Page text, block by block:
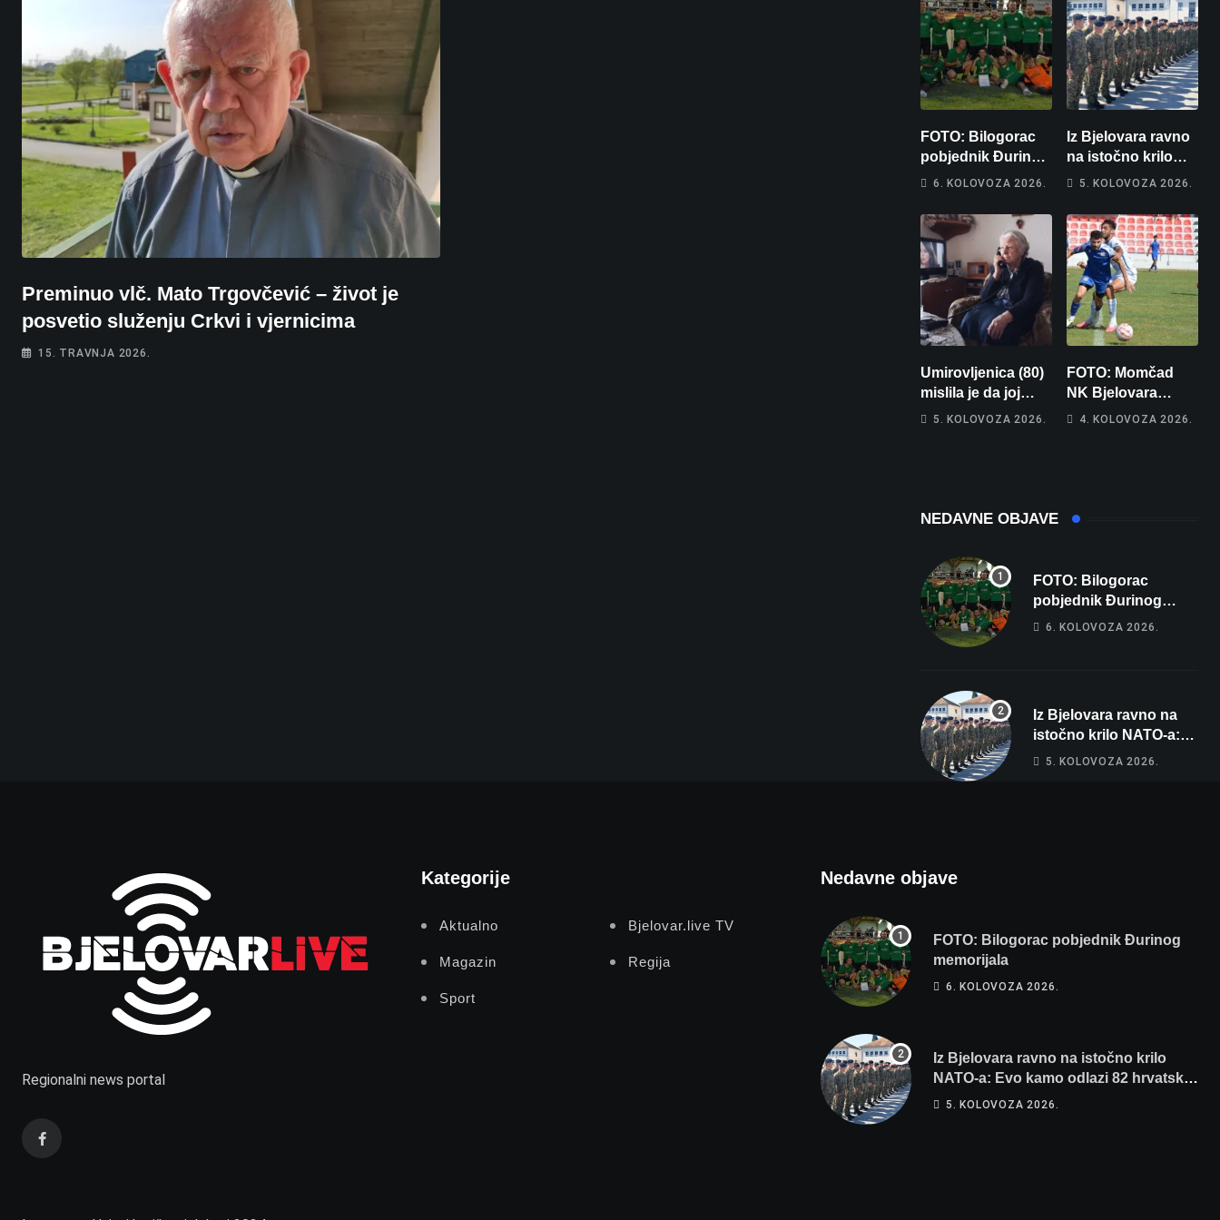
Preminuo vlč. Mato Trgovčević – život je
posvetio služenju Crkvi i vjernicima
15. TRAVNJA 2026.
FOTO: Bilogorac
pobjednik Đurinog
memorijala
6. KOLOVOZA 2026.
Iz Bjelovara ravno
na istočno krilo
NATO-a: Evo kamo
vojnika i 6
vojnikinja
5. KOLOVOZA 2026.
Umirovljenica (80)
mislila je da joj
piše kći pa ostala
5. KOLOVOZA 2026.
FOTO: Momčad
NK Bjelovara
poprima jesenski
4. KOLOVOZA 2026.
NEDAVNE OBJAVE
FOTO: Bilogorac
pobjednik Đurinog
memorijala
6. KOLOVOZA 2026.
Iz Bjelovara ravno na
istočno krilo NATO-a:
Evo kamo odlazi 82
5. KOLOVOZA 2026.
Regionalni news portal
Kategorije
Aktualno Bjelovar.live TV
Magazin Regija
Sport
Nedavne objave
FOTO: Bilogorac pobjednik Đurinog
memorijala
6. KOLOVOZA 2026.
Iz Bjelovara ravno na istočno krilo
NATO-a: Evo kamo odlazi 82 hrvatska
vojnika i 6 vojnikinja
5. KOLOVOZA 2026.